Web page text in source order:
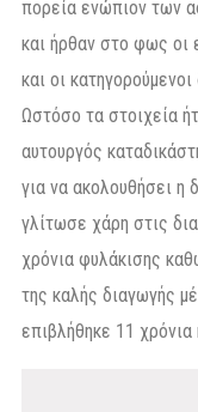
πορεία ενώπιον των
και ήρθαν στο φως οι
και οι
Ωστόσο τα στοιχεία
αυτουργός
για να ακολουθήσει η
γλίτωσε χάρη στις
χρόνια φυλάκισης
της καλής διαγωγής
επιβλήθηκε 11 χρόνια